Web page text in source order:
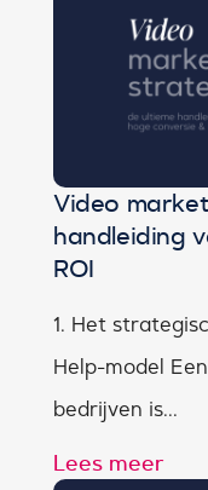
Video
handleiding
ROI
1. Het
Help-model
bedrijven is...
Lees meer